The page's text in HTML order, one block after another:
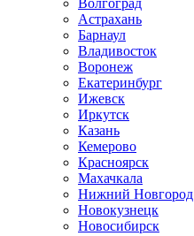
Волгоград
Астрахань
Барнаул
Владивосток
Воронеж
Екатеринбург
Ижевск
Иркутск
Казань
Кемерово
Красноярск
Махачкала
Нижний Новгород
Новокузнецк
Новосибирск